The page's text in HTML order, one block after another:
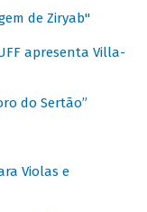
de Ziryab"
apresenta Villa-
do Sertão”
Violas e